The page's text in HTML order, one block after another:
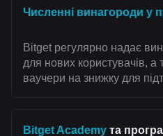
Численні винагороди у
Bitget регулярно надає
для нових користувачів, а
ваучери на знижку для
Bitget Academy та